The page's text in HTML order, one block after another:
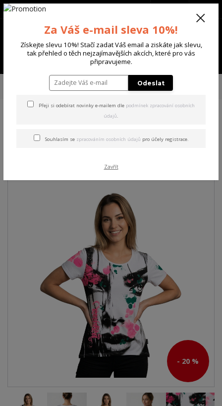
Menu
+420 702 136 620
TRIČKA & TÍLKA
Yakuza dámské tílko Face It Long Tail
Long Tail T-Shirt
- 20 %
Za Váš e-mail sleva 10%!
Získejte slevu 10%! Stačí zadat Váš email a ziskáte jak slevu,
tak přehled o těch nejzajímavějších akcích, které pro vás
připravujeme.
Odeslat
Přeji si odebírat novinky e-mailem dle podmínek zpracování osobních
údajů.
Souhlasím se zpracováním osobních údajů pro účely registrace.
Zavřít